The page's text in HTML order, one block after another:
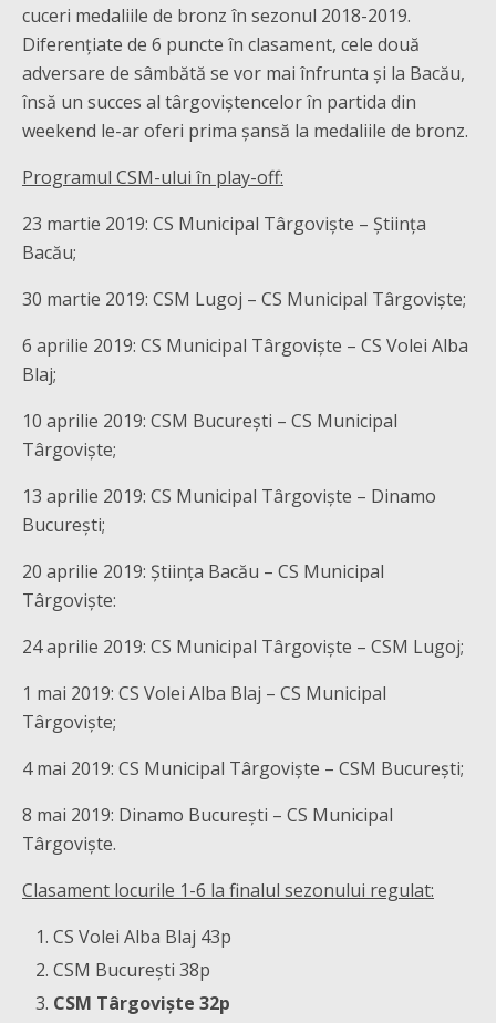
cuceri medaliile de bronz în sezonul 2018-2019.
Diferențiate de 6 puncte în clasament, cele două
adversare de sâmbătă se vor mai înfrunta și la Bacău,
însă un succes al târgoviștencelor în partida din
weekend le-ar oferi prima șansă la medaliile de bronz.
Programul CSM-ului în play-off:
23 martie 2019: CS Municipal Târgoviște – Știința
Bacău;
30 martie 2019: CSM Lugoj – CS Municipal Târgoviște;
6 aprilie 2019: CS Municipal Târgoviște – CS Volei Alba
Blaj;
10 aprilie 2019: CSM București – CS Municipal
Târgoviște;
13 aprilie 2019: CS Municipal Târgoviște – Dinamo
București;
20 aprilie 2019: Știința Bacău – CS Municipal
Târgoviște:
24 aprilie 2019: CS Municipal Târgoviște – CSM Lugoj;
1 mai 2019: CS Volei Alba Blaj – CS Municipal
Târgoviște;
4 mai 2019: CS Municipal Târgoviște – CSM București;
8 mai 2019: Dinamo București – CS Municipal
Târgoviște.
Clasament locurile 1-6 la finalul sezonului regulat:
CS Volei Alba Blaj 43p
CSM București 38p
CSM Târgoviște 32p